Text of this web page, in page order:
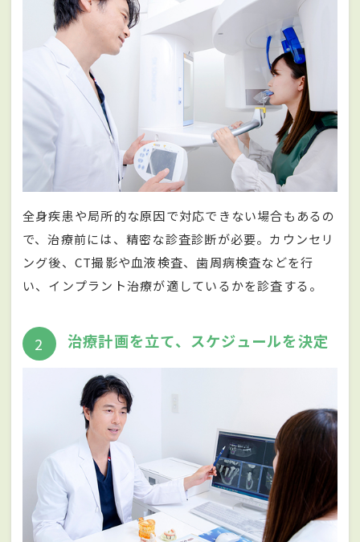
全身疾患や局所的な原因で対応できない場合もあるの
で、治療前には、精密な診査診断が必要。カウンセリ
ング後、CT撮影や血液検査、歯周病検査などを行
い、インプラント治療が適しているかを診査する。
2 治療計画を立て、スケジュールを決定